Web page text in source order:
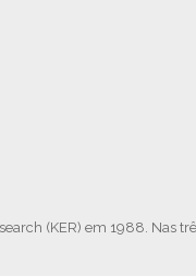
(KER) em 1988. Nas